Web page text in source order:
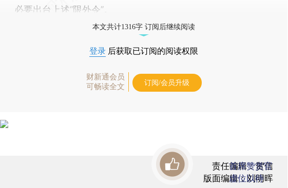
必要出台上述“限外令”。
本文共计1316字 订阅后继续阅读
登录 后获取已订阅的阅读权限
财新通会员
可畅读全文
订阅/会员升级
责任编辑：贺信
版面编辑：刘明晖
首席赞赏官
虚位以待